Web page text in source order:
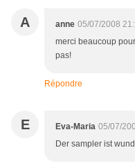
A anne 05/07/2008
merci beaucoup
pas!
Répondre
E Eva-Maria 05/07/
Der sampler ist